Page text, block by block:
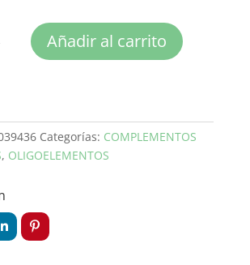
Añadir al carrito
Categorías: COMPLEMENTOS
, OLIGOELEMENTOS